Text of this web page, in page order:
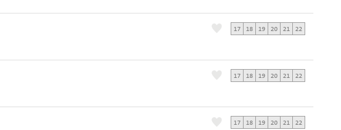
17 18 19 20 21 22
17 18 19 20 21 22
17 18 19 20 21 22